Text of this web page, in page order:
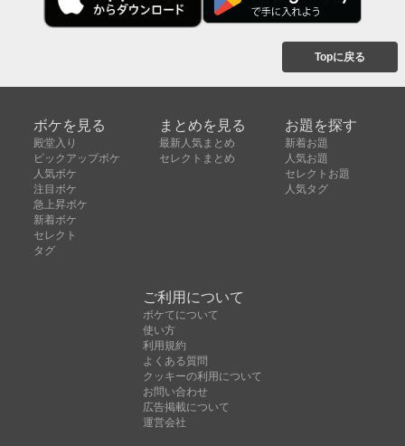
Topに戻る
ボケを見る
殿堂入り
ピックアップボケ
人気ボケ
注目ボケ
急上昇ボケ
新着ボケ
セレクト
タグ
まとめを見る
最新人気まとめ
セレクトまとめ
お題を探す
新着お題
人気お題
セレクトお題
人気タグ
ご利用について
ボケてについて
使い方
利用規約
よくある質問
クッキーの利用について
お問い合わせ
広告掲載について
運営会社